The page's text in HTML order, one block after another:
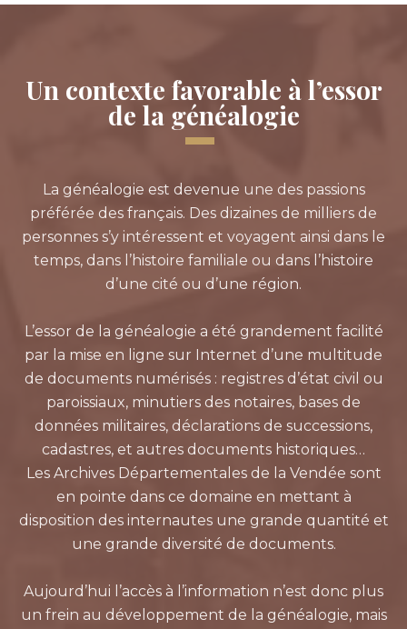
Un contexte favorable à l’essor
de la généalogie
La généalogie est devenue une des passions
préférée des français. Des dizaines de milliers de
personnes s’y intéressent et voyagent ainsi dans le
temps, dans l’histoire familiale ou dans l’histoire
d’une cité ou d’une région.
L’essor de la généalogie a été grandement facilité
par la mise en ligne sur Internet d’une multitude
de documents numérisés : registres d’état civil ou
paroissiaux, minutiers des notaires, bases de
données militaires, déclarations de successions,
cadastres, et autres documents historiques…
Les Archives Départementales de la Vendée sont
en pointe dans ce domaine en mettant à
disposition des internautes une grande quantité et
une grande diversité de documents.
Aujourd’hui l’accès à l’information n’est donc plus
un frein au développement de la généalogie, mais